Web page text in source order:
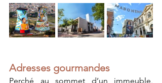
Adresses gourmandes